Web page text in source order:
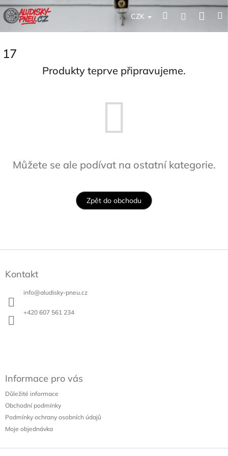
Přejít
na
obsah
CZK HledatPřihlášení
17
Produkty teprve připravujeme.
Můžete se ale podívat na ostatní kategorie.
Zpět do obchodu
Kontakt
info@aludisky-pneu.cz
+420 607 561 234
Informace pro vás
Důležité informace
Obchodní podmínky
Podmínky ochrany osobních údajů
Moje objednávka